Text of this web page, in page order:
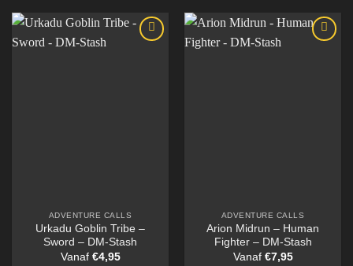
ADVENTURE CALLS
Urkadu Goblin Tribe –
Sword – DM-Stash
Vanaf €4,95
ADVENTURE CALLS
Arion Midrun – Human
Fighter – DM-Stash
Vanaf €7,95